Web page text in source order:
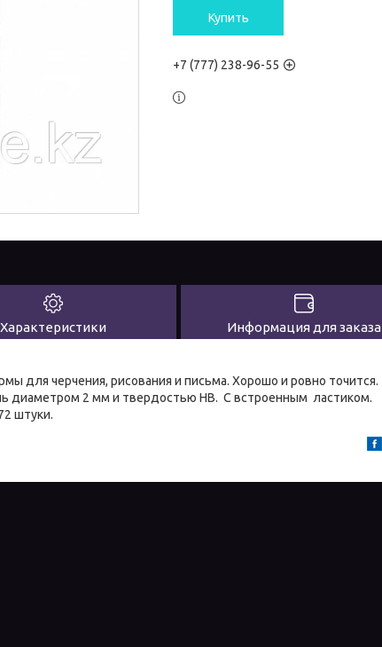
Купить
+7 (777) 238-96-55
Характеристики Информация для заказа
для черчения, рисования и письма. Хорошо и ровно точится.
диаметром 2 мм и твердостью HB. С встроенным ластиком.
штуки.